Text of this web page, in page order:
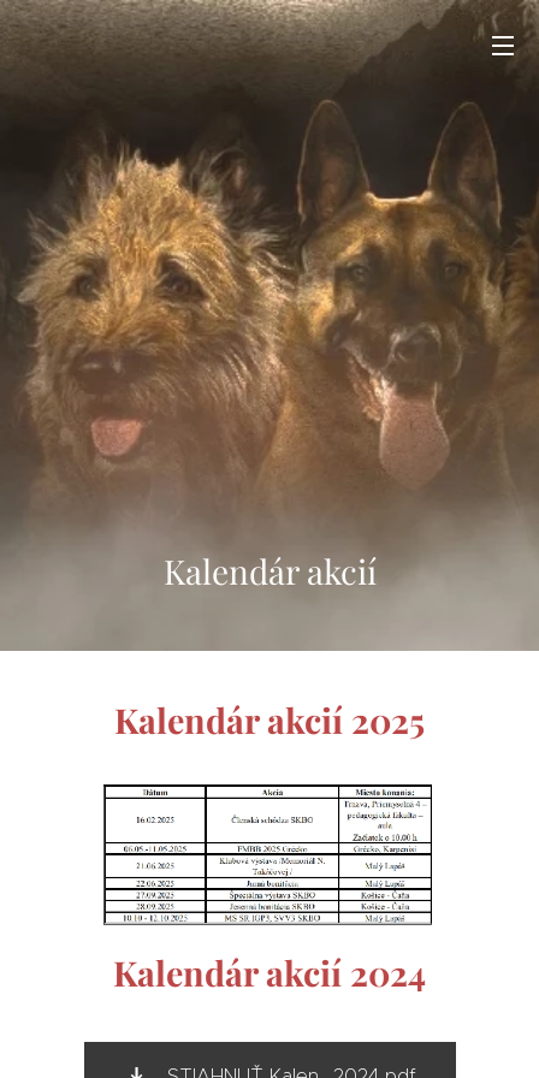
Kalendár akcií
Kalendár akcií 2025
Kalendár akcií 2024